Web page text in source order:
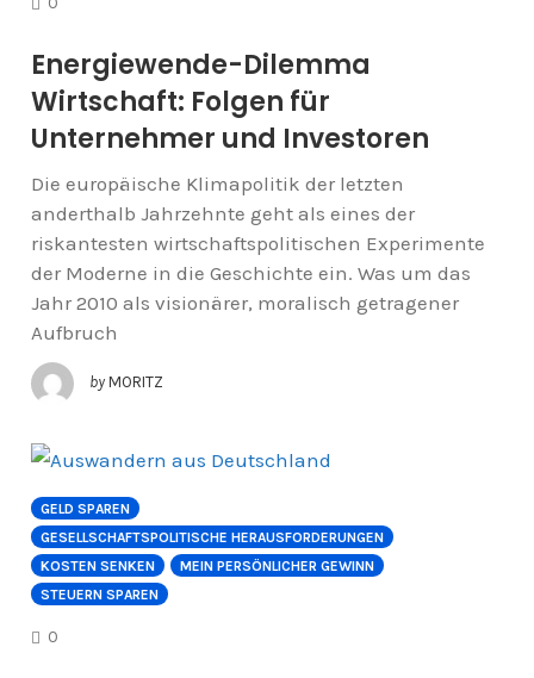
Energiewende-Dilemma
Wirtschaft: Folgen für
Unternehmer und Investoren
Die europäische Klimapolitik der letzten
anderthalb Jahrzehnte geht als eines der
riskantesten wirtschaftspolitischen Experimente
der Moderne in die Geschichte ein. Was um das
Jahr 2010 als visionärer, moralisch getragener
Aufbruch
by MORITZ
GELD SPAREN
GESELLSCHAFTSPOLITISCHE HERAUSFORDERUNGEN
KOSTEN SENKEN
MEIN PERSÖNLICHER GEWINN
STEUERN SPAREN
0